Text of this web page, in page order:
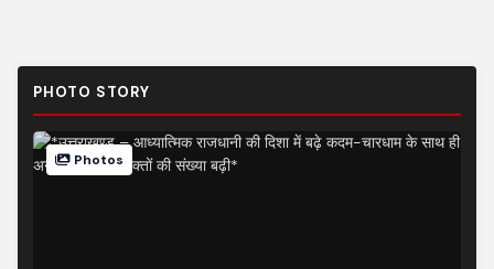
PHOTO STORY
Photos